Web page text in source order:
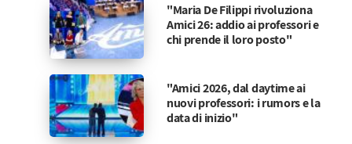
"Maria De Filippi rivoluziona
Amici 26: addio ai professori e
chi prende il loro posto"
"Amici 2026, dal daytime ai
nuovi professori: i rumors e la
data di inizio"